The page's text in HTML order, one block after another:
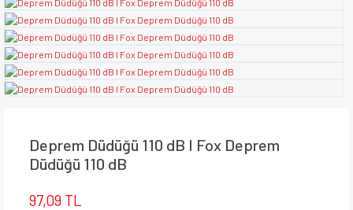
Deprem Düdüğü 110 dB I Fox Deprem
Düdüğü 110 dB
97,09 TL